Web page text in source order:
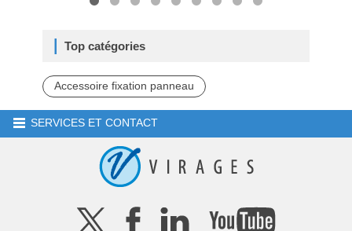
Top catégories
Accessoire fixation panneau
SERVICES ET CONTACT